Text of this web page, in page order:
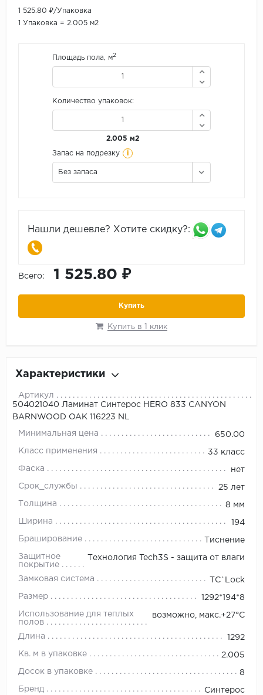
1 525.80 ₽/Упаковка
1 Упаковка = 2.005 м2
Площадь пола, м2
Количество упаковок:
2.005 м2
Запас на подрезку i
Без запаса
Нашли дешевле? Хотите скидку?:
Всего: 1 525.80 ₽
Купить
Купить в 1 клик
Характеристики
Артикул
504021040 Ламинат Синтерос HERO 833 CANYON
BARNWOOD OAK 116223 NL
Минимальная цена 650.00
Класс применения 33 класс
Фаска нет
Срок_службы 25 лет
Толщина 8 мм
Ширина 194
Браширование Тиснение
Защитное
покрытие
Технология Tech3S - защита от влаги
Замковая система TС`Lock
Размер 1292*194*8
Использование для теплых
полов
возможно, макс.+27°С
Длина 1292
Кв. м в упаковке 2.005
Досок в упаковке 8
Бренд Синтерос